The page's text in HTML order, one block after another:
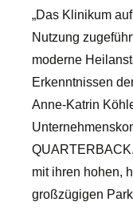
„Das Klinikum
Nutzung
moderne
Erkenntnissen
Anne-Katrin
mit ihren hohen,
großzügigen